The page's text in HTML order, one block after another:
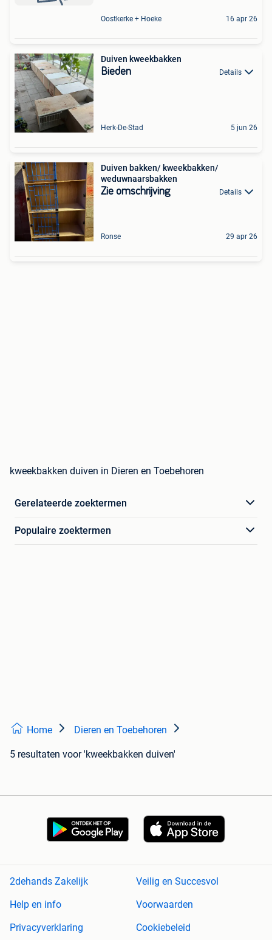
Oostkerke + Hoeke 16 apr 26
Duiven kweekbakken
Bieden Details
Herk-De-Stad 5 jun 26
Duiven bakken/ kweekbakken/
weduwnaarsbakken
Zie omschrijving Details
Ronse 29 apr 26
kweekbakken duiven in Dieren en Toebehoren
Gerelateerde zoektermen
Populaire zoektermen
Home Dieren en Toebehoren
5 resultaten voor 'kweekbakken duiven'
2dehands Zakelijk
Veilig en Succesvol
Help en info
Voorwaarden
Privacyverklaring
Cookiebeleid